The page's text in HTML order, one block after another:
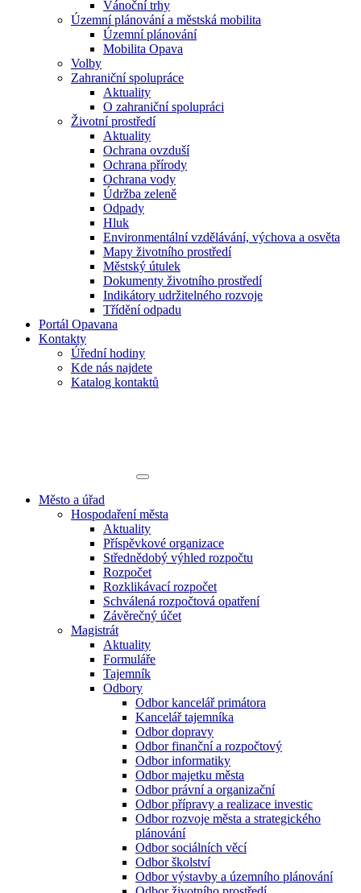
Vánoční trhy
Územní plánování a městská mobilita
Územní plánování
Mobilita Opava
Volby
Zahraniční spolupráce
Aktuality
O zahraniční spolupráci
Životní prostředí
Aktuality
Ochrana ovzduší
Ochrana přírody
Ochrana vody
Údržba zeleně
Odpady
Hluk
Environmentální vzdělávání, výchova a osvěta
Mapy životního prostředí
Městský útulek
Dokumenty životního prostředí
Indikátory udržitelného rozvoje
Třídění odpadu
Portál Opavana
Kontakty
Úřední hodiny
Kde nás najdete
Katalog kontaktů
Město a úřad
Hospodaření města
Aktuality
Příspěvkové organizace
Střednědobý výhled rozpočtu
Rozpočet
Rozklikávací rozpočet
Schválená rozpočtová opatření
Závěrečný účet
Magistrát
Aktuality
Formuláře
Tajemník
Odbory
Odbor kancelář primátora
Kancelář tajemníka
Odbor dopravy
Odbor finanční a rozpočtový
Odbor informatiky
Odbor majetku města
Odbor právní a organizační
Odbor přípravy a realizace investic
Odbor rozvoje města a strategického
plánování
Odbor sociálních věcí
Odbor školství
Odbor výstavby a územního plánování